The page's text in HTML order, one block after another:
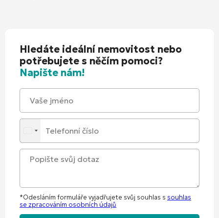
Hledáte ideální nemovitost nebo
potřebujete s něčím pomoci?
Napište nám!
*Odesláním formuláře vyjadřujete svůj souhlas s souhlas
se zpracováním osobních údajů